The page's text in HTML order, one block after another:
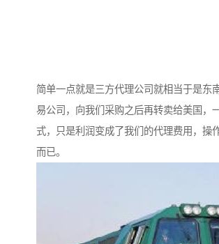
简单一点就是三方代理公司就相当于是东
易公司，向我们采购之后再转卖给美国，
式，只是利润变成了我们的代理费用，操
而已。